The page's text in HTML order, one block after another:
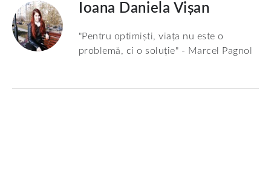
Ioana Daniela Vișan
"Pentru optimiști, viața nu este o
problemă, ci o soluție" - Marcel Pagnol